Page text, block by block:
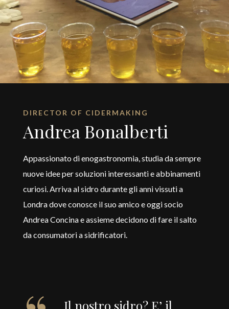
DIRECTOR OF CIDERMAKING
Andrea Bonalberti
Appassionato di enogastronomia, studia da sempre
nuove idee per soluzioni interessanti e abbinamenti
curiosi. Arriva al sidro durante gli anni vissuti a
Londra dove conosce il suo amico e oggi socio
Andrea Concina e assieme decidono di fare il salto
da consumatori a sidrificatori.
Il nostro sidro? E’ il